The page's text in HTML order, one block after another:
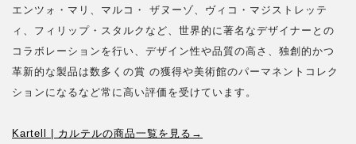
エンツォ・マリ、マルコ・ ザヌーゾ、ヴィコ・マジストレッテ
ィ、フィリップ・スタルクなど、世界的に著名なデザイナーとの
コラボレーションを行い、デザイン性や品質の高さ、独創的かつ
革新的な製品は数多くの賞 の獲得や美術館のパーマネントコレク
ションになるなど常に高い評価を受けています。
Kartell | カルテルの商品一覧を見る→